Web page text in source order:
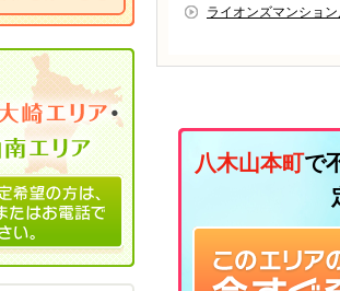
ライオンズマンショ
八木山本町で